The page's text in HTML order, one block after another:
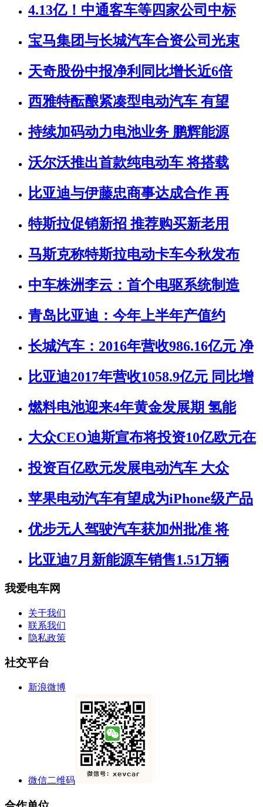
4.13亿！中通客车等四家公司中标
宝马集团与长城汽车合资公司光束
天奇股份中报净利同比增长近6倍
西雅特酝酿紧凑型电动汽车 有望
持续加码动力电池业务 鹏辉能源
沃尔沃推出首款纯电动车 将搭载
比亚迪与伊藤忠商事达成合作 再
特斯拉促销新招 推荐购买新老用
马斯克称特斯拉电动卡车今秋发布
中车株洲李云：首个电驱系统制造
青岛比亚迪：今年上半年产值约
长城汽车：2016年营收986.16亿元 净
比亚迪2017年营收1058.9亿元 同比增
燃料电池迎来4年黄金发展期 氢能
大众CEO迪斯宣布将投资10亿欧元在
投资百亿欧元发展电动汽车 大众
苹果电动汽车有望成为iPhone级产品
优步无人驾驶汽车获加州批准 将
比亚迪7月新能源车销售1.51万辆
我爱电车网
关于我们
联系我们
隐私政策
社交平台
新浪微博
微信二维码